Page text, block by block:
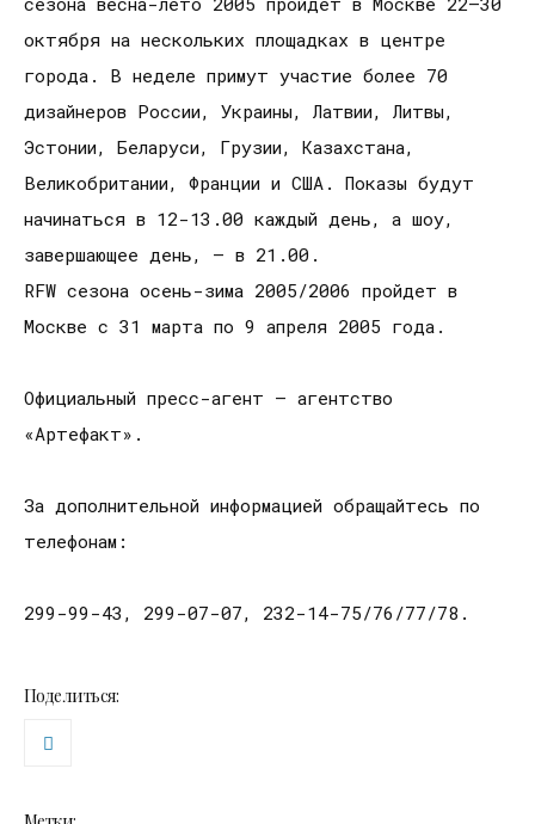
октября на нескольких площадках в центре
города. В неделе примут участие более 70
дизайнеров России, Украины, Латвии, Литвы,
Эстонии, Беларуси, Грузии, Казахстана,
Великобритании, Франции и США. Показы будут
начинаться в 12-13.00 каждый день, а шоу,
завершающее день, – в 21.00.
RFW сезона осень-зима 2005/2006 пройдет в
Москве с 31 марта по 9 апреля 2005 года.
Официальный пресс-агент – агентство
«Артефакт».
За дополнительной информацией обращайтесь по
телефонам:
299-99-43, 299-07-07, 232-14-75/76/77/78.
Поделиться: